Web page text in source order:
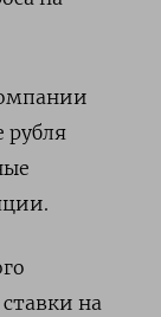
рубля
на